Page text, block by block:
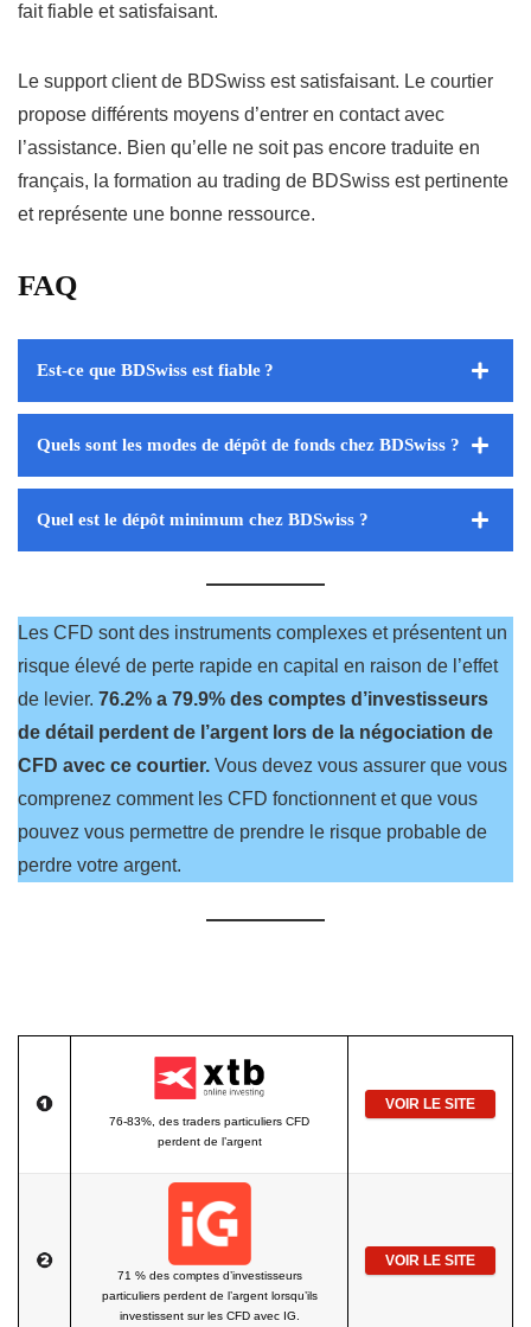
fait fiable et satisfaisant.
Le support client de BDSwiss est satisfaisant. Le courtier
propose différents moyens d’entrer en contact avec
l’assistance. Bien qu’elle ne soit pas encore traduite en
français, la formation au trading de BDSwiss est pertinente
et représente une bonne ressource.
FAQ
Est-ce que BDSwiss est fiable ?
Quels sont les modes de dépôt de fonds chez BDSwiss ?
Quel est le dépôt minimum chez BDSwiss ?
Les CFD sont des instruments complexes et présentent un
risque élevé de perte rapide en capital en raison de l’effet
de levier. 76.2% a 79.9% des comptes d’investisseurs
de détail perdent de l’argent lors de la négociation de
CFD avec ce courtier. Vous devez vous assurer que vous
comprenez comment les CFD fonctionnent et que vous
pouvez vous permettre de prendre le risque probable de
perdre votre argent.
76-83%, des traders particuliers CFD
perdent de l’argent
VOIR LE SITE
71 % des comptes d’investisseurs
particuliers perdent de l’argent lorsqu’ils
investissent sur les CFD avec IG.
VOIR LE SITE